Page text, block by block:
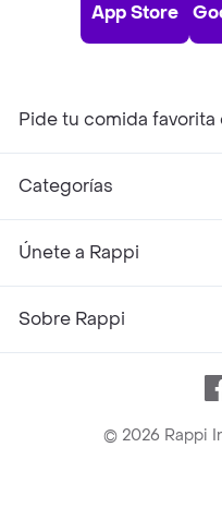
App Store
Pide tu comida favorita
Categorías
Únete a Rappi
Sobre Rappi
© 2026 Rappi